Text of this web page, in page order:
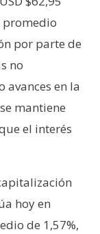
promedio
por parte de
no
avances en la
mantiene
el interés
hoy en
de 1,57%,